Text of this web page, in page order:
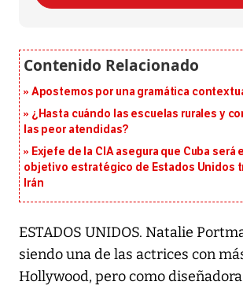
Apostemos por una gramática
¿Hasta cuándo las escuelas rurales y
las peor atendidas?
Exjefe de la CIA asegura que Cuba será
objetivo estratégico de Estados Unidos
Irán
ESTADOS UNIDOS. Natalie
siendo una de las actrices con
Hollywood, pero como